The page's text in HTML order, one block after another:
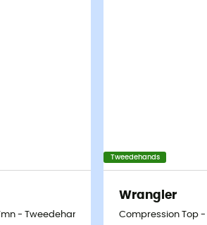
- Tweedehands Ondergoed - Dames -
Tweedehands
Wrangler
Compression Top